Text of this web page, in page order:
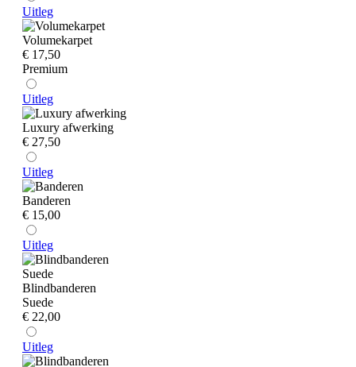
Uitleg
Volumekarpet
€ 17,50
Premium
Uitleg
Luxury afwerking
€ 27,50
Uitleg
Banderen
€ 15,00
Uitleg
Blindbanderen
Suede
€ 22,00
Uitleg